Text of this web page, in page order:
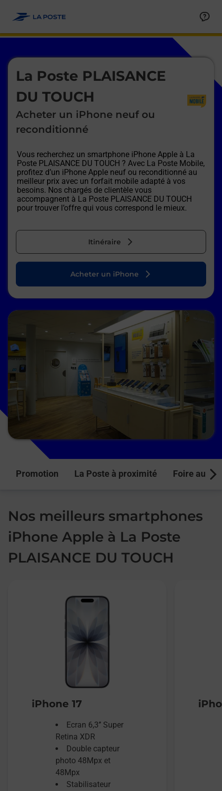
La Poste PLAISANCE
DU TOUCH
Acheter un iPhone neuf ou
reconditionné
Vous recherchez un smartphone iPhone Apple à La
Poste PLAISANCE DU TOUCH ? Avec La Poste Mobile,
profitez d’un iPhone Apple neuf ou reconditionné au
meilleur prix avec un forfait mobile adapté à vos
besoins. Nos chargés de clientèle vous
accompagnent à La Poste PLAISANCE DU TOUCH
pour trouver l’offre qui vous correspond le mieux.
Itinéraire
Le lien s'ouvre dans un nouvel onglet
Acheter un iPhone
Promotion La Poste à proximité Foire aux
Nos meilleurs smartphones
iPhone Apple à La Poste
PLAISANCE DU TOUCH
iPhone 17
Ecran 6,3’’ Super
Retina XDR
Double capteur
photo 48Mpx et
48Mpx
Stabilisateur